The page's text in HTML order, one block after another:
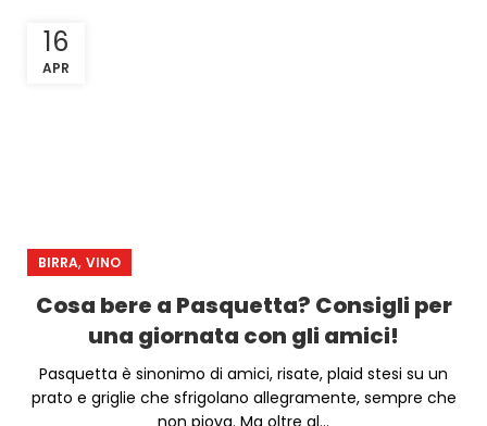
16
APR
BIRRA, VINO
Cosa bere a Pasquetta? Consigli per
una giornata con gli amici!
Pasquetta è sinonimo di amici, risate, plaid stesi su un
prato e griglie che sfrigolano allegramente, sempre che
non piova. Ma oltre al...